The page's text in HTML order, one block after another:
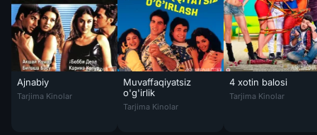
Ajnabiy
Ajnabiy Hind kino 2001 Uzbek tilida O'zbekcha tarjima kino HD
Tarjima Kinolar
Muvaffaqiyatsiz
o'g'irlik
Muvaffaqiyatsiz o'g'irlik / Taqdir o'yinlari 2
Tarjima Kinolar
4 xotin balosi
4 xotin balosi /
Tarjima Kinolar